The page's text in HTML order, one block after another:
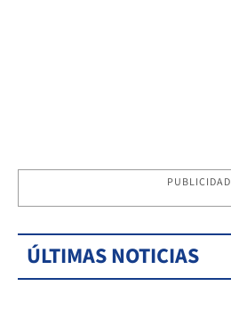
PUBLICIDAD
ÚLTIMAS NOTICIAS